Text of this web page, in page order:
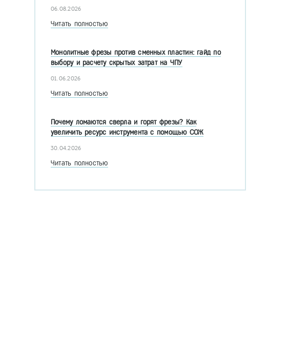
06.08.2026
Читать полностью
Монолитные фрезы против сменных пластин: гайд по
выбору и расчету скрытых затрат на ЧПУ
01.06.2026
Читать полностью
Почему ломаются сверла и горят фрезы? Как
увеличить ресурс инструмента с помощью СОЖ
30.04.2026
Читать полностью